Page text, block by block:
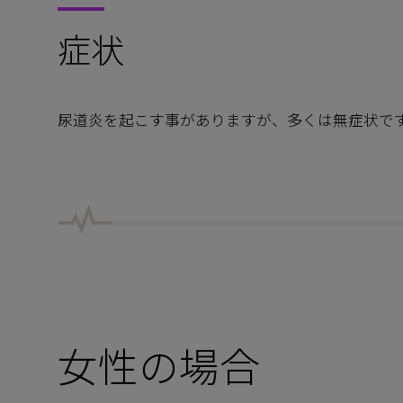
症状
尿道炎を起こす事がありますが、多くは無症状で
女性の場合